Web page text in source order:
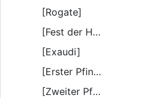
[Rogate]
[Fest der Himmelfahrt Christi]
[Exaudi]
[Erster Pfingst-Feiertag]
[Zweiter Pfingst-Feiertag]